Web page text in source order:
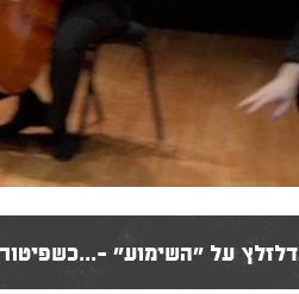
על ״השימוע״ -